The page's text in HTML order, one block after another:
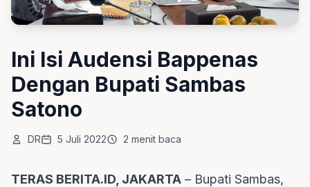
Ini Isi Audensi Bappenas
Dengan Bupati Sambas
Satono
DR 5 Juli 2022 2 menit baca
TERAS BERITA.ID, JAKARTA – Bupati Sambas,